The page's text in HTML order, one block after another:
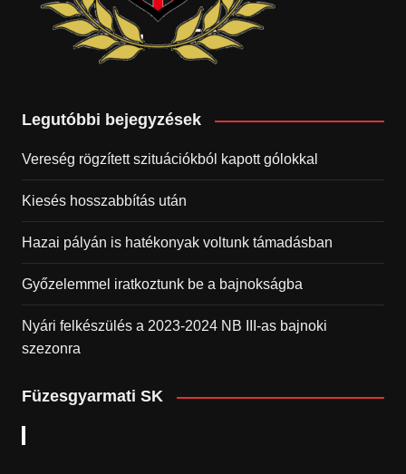
Legutóbbi bejegyzések
Vereség rögzített szituációkból kapott gólokkal
Kiesés hosszabbítás után
Hazai pályán is hatékonyak voltunk támadásban
Győzelemmel iratkoztunk be a bajnokságba
Nyári felkészülés a 2023-2024 NB III-as bajnoki
szezonra
Füzesgyarmati SK